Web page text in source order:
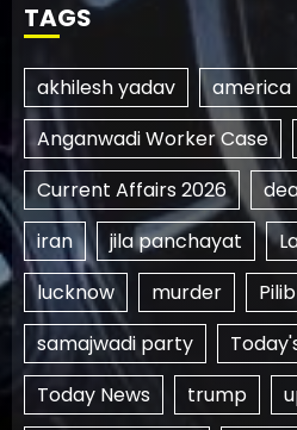
TAGS
akhilesh yadav
america
Anganwadi Worker Case
Current Affairs 2026
iran
jila panchayat
lucknow
murder
samajwadi party
Today News
trump